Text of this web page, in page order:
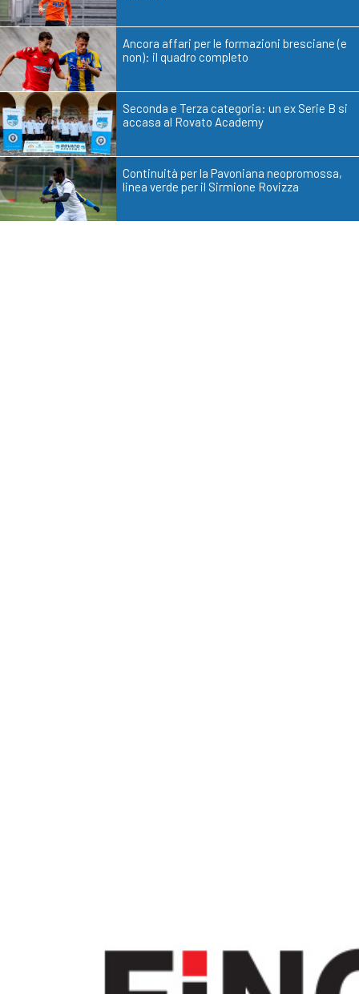
Ancora affari per le formazioni bresciane (e
non): il quadro completo
Seconda e Terza categoria: un ex Serie B si
accasa al Rovato Academy
Continuità per la Pavoniana neopromossa,
linea verde per il Sirmione Rovizza